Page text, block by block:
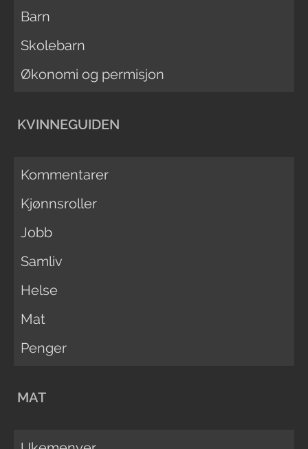
Barn
Skolebarn
Økonomi og permisjon
KVINNEGUIDEN
Kommentarer
Kjønnsroller
Jobb
Samliv
Helse
Mat
Penger
MAT